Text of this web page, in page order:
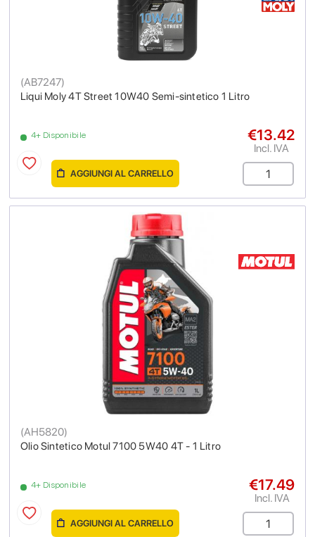
Liqui Moly 4T Street 10W40 Semi-sintetico 1 Litro
(AB7247)
4+ Disponibile €13.42
Incl. IVA
AGGIUNGI AL CARRELLO
Olio Sintetico Motul 7100 5W40 4T - 1 Litro
(AH5820)
4+ Disponibile €17.49
Incl. IVA
AGGIUNGI AL CARRELLO